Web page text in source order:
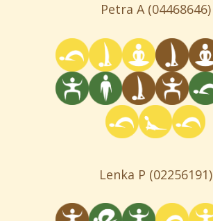
Petra A (04468646)
Lenka P (02256191)